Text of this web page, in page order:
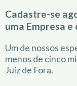
Cadastre-se
uma Empresa
Um de nossos
menos de cinco
Juiz de Fora.